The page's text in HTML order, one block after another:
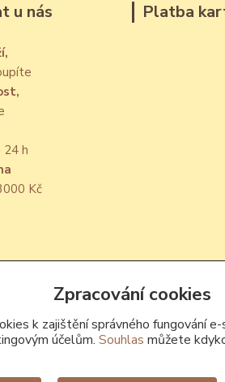
u nás
24 h
Kč
Platba
Upravit sběr cookies.
Zpracování cookies
k zajištění správného fungování
účelům. Souhlas můžete